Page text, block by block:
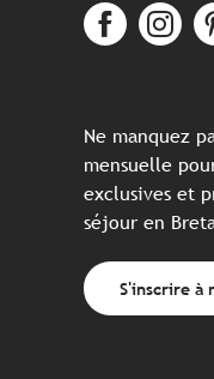
Ne manquez
mensuelle
exclusives et
séjour en
S'inscrire à